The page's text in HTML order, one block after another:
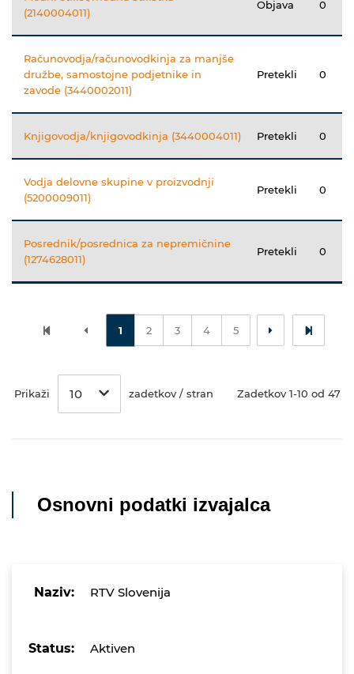
(2140004011)
Objava 0
Računovodja/računovodkinja za manjše
družbe, samostojne podjetnike in
zavode (3440002011)
Pretekli 0
Knjigovodja/knjigovodkinja (3440004011) Pretekli 0
Vodja delovne skupine v proizvodnji
(5200009011)
Pretekli 0
Posrednik/posrednica za nepremičnine
(1274628011)
Pretekli 0
1 2 3 4 5
Prikaži 10 zadetkov / stran Zadetkov 1-10 od 47
Osnovni podatki izvajalca
Naziv: RTV Slovenija
Status: Aktiven